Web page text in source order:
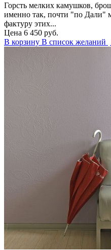
Горсть мелких камушков,
именно так, почти "по Дали"
фактуру этих...
Цена 6 450 руб.
В корзину В список желаний